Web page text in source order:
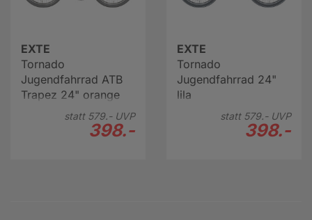
EXTE
Tornado
Jugendfahrrad ATB
Trapez 24" orange
statt 579.-UVP
398.-
EXTE
Tornado
Jugendfahrrad 24"
lila
statt 579.-UVP
398.-